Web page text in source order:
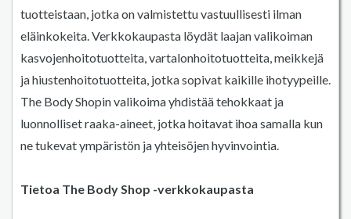
tuotteistaan, jotka on valmistettu vastuullisesti ilman
eläinkokeita. Verkkokaupasta löydät laajan valikoiman
kasvojenhoitotuotteita, vartalonhoitotuotteita, meikkejä
ja hiustenhoitotuotteita, jotka sopivat kaikille ihotyypeille.
The Body Shopin valikoima yhdistää tehokkaat ja
luonnolliset raaka-aineet, jotka hoitavat ihoa samalla kun
ne tukevat ympäristön ja yhteisöjen hyvinvointia.
Tietoa The Body Shop -verkkokaupasta